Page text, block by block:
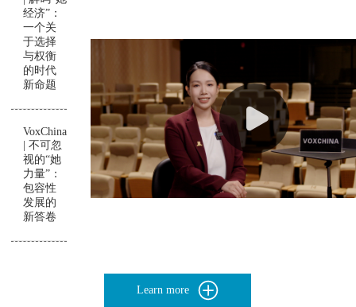
经济”：
一个关
于选择
与权衡
的时代
新命题
VoxChina
| 不可忽
视的“她
力量”：
包容性
发展的
新答卷
Learn more